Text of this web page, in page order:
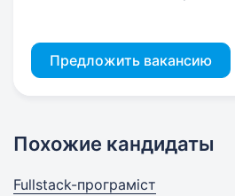
Предложить вакансию
Похожие кандидаты
Fullstack-програміст